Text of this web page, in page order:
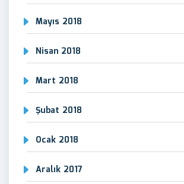
Mayıs 2018
Nisan 2018
Mart 2018
Şubat 2018
Ocak 2018
Aralık 2017